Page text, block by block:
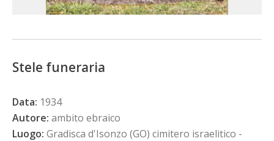
Stele funeraria
Data: 1934
Autore: ambito ebraico
Luogo: Gradisca d'Isonzo (GO) cimitero israelitico -